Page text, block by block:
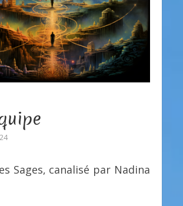
Sages, canalisé par Nadina